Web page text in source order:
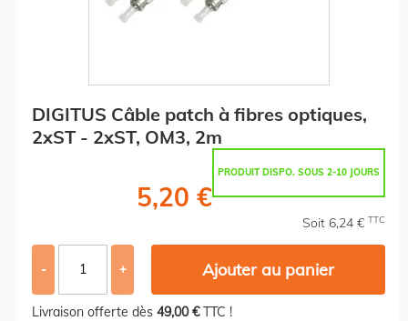
DIGITUS Câble patch à fibres optiques,
2xST - 2xST, OM3, 2m
PRODUIT DISPO. SOUS 2-10 JOURS
5,20 €
Soit 6,24 € TTC
- + Ajouter au panier
Livraison offerte dès 49,00 €TTC !